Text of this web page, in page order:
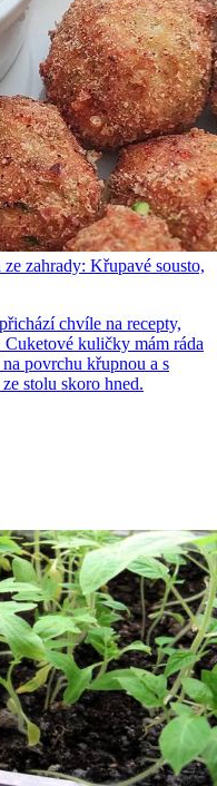
zahrady: Křupavé sousto,
chvíle na recepty,
kuličky mám ráda
povrchu křupnou a s
stolu skoro hned.